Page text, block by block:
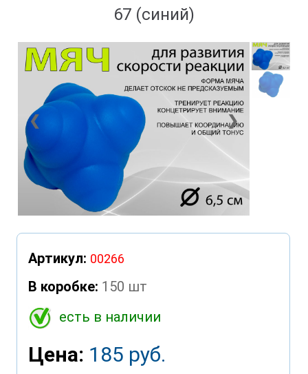
67 (синий)
❮ ❯
Артикул: 00266
В коробке: 150 шт
есть в наличии
Цена: 185 руб.